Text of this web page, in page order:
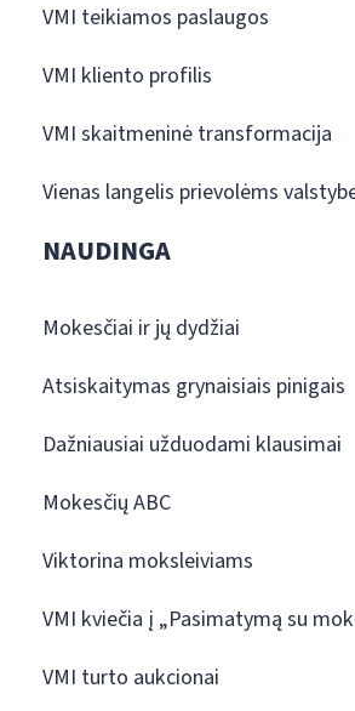
VMI teikiamos paslaugos
VMI kliento profilis
VMI skaitmeninė transformacija
Vienas langelis prievolėms
NAUDINGA
Mokesčiai ir jų dydžiai
Atsiskaitymas grynaisiais pinigais
Dažniausiai užduodami klausimai
Mokesčių ABC
Viktorina moksleiviams
VMI kviečia į „Pasimatymą su
VMI turto aukcionai